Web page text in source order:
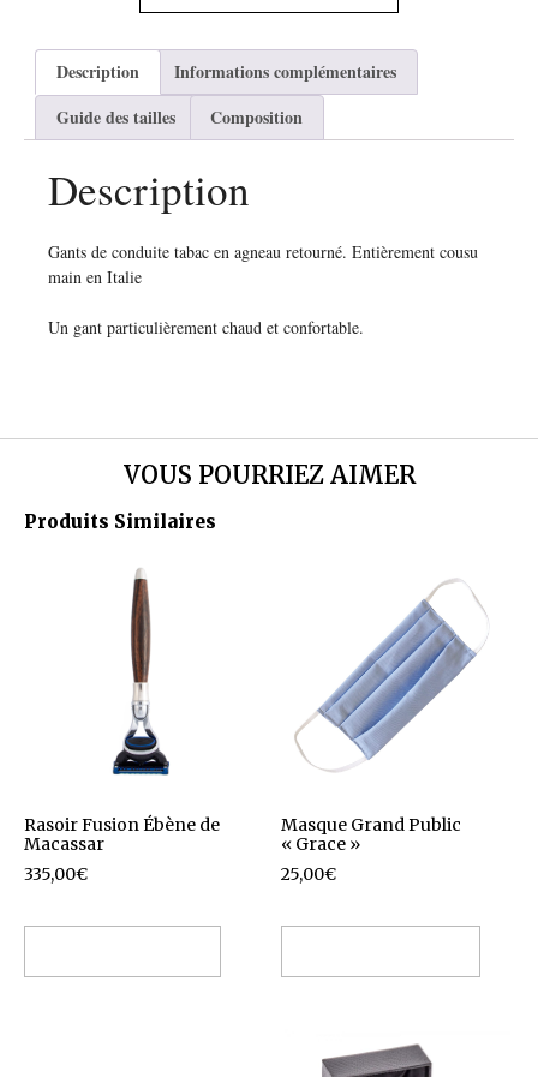
Description
Informations complémentaires
Guide des tailles
Composition
Description
Gants de conduite tabac en agneau retourné. Entièrement cousu
main en Italie
Un gant particulièrement chaud et confortable.
VOUS POURRIEZ AIMER
Produits Similaires
Rasoir Fusion Ébène de
Macassar
335,00€
Masque Grand Public
« Grace »
25,00€